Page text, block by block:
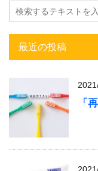
最近の投稿
「